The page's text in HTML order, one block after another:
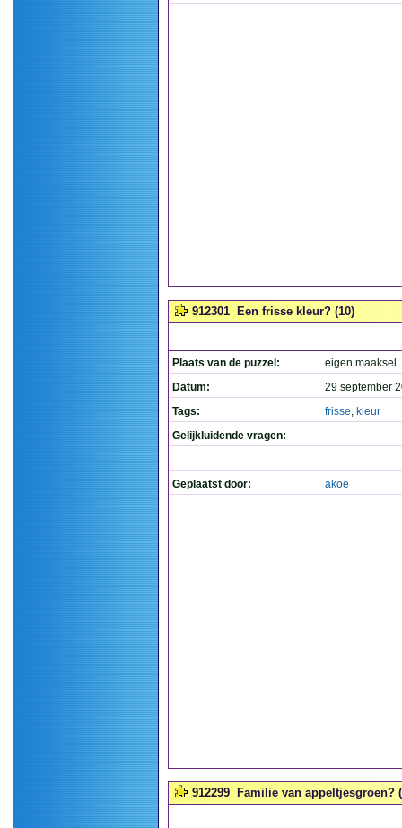
912301 Een frisse kleur? (10)
Plaats van de puzzel:
eigen maaksel
Datum:
29 september
Tags:
frisse, kleur
Gelijkluidende vragen:
Geplaatst door: akoe
912299 Familie van appeltjesgroen?